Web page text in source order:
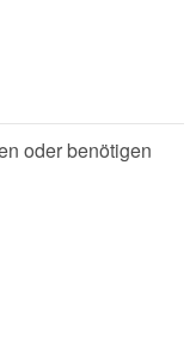
oder benötigen